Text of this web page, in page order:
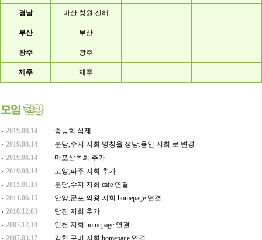
경남 마산.창원.진해
부산 부산
광주 광주
제주 제주
2019.08.14
중능회 삭제
2019.08.14
분당,수지 지회 명칭을 성남.용인 지회 로 변경
2019.08.14
마포삼목회 추가
2019.08.14
고양,파주 지회 추가
2015.01.15
분당,수지 지회 cafe 연결
2011.06.15
안양,군포,의왕 지회 homepage 연결
2010.12.03
당진 지회 추가
2007.12.10
인천 지회 homepage 연결
2007.03.17
김천,구미 지회 homepage 연결